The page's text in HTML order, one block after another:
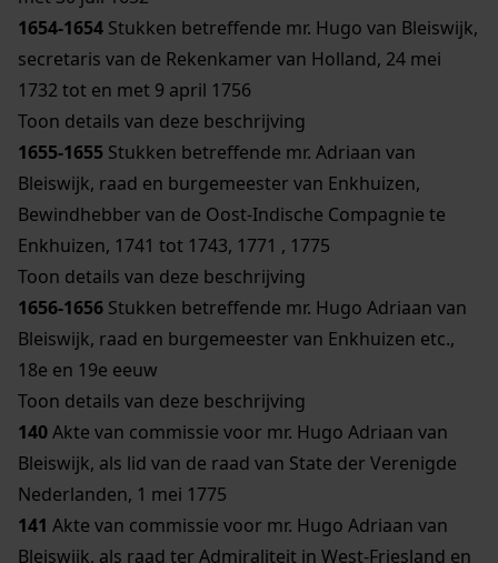
1654-1654 Stukken betreffende mr. Hugo van Bleiswijk,
secretaris van de Rekenkamer van Holland, 24 mei
1732 tot en met 9 april 1756
Toon details van deze beschrijving
1655-1655 Stukken betreffende mr. Adriaan van
Bleiswijk, raad en burgemeester van Enkhuizen,
Bewindhebber van de Oost-Indische Compagnie te
Enkhuizen, 1741 tot 1743, 1771 , 1775
Toon details van deze beschrijving
1656-1656 Stukken betreffende mr. Hugo Adriaan van
Bleiswijk, raad en burgemeester van Enkhuizen etc.,
18e en 19e eeuw
Toon details van deze beschrijving
140Akte van commissie voor mr. Hugo Adriaan van
Bleiswijk, als lid van de raad van State der Verenigde
Nederlanden, 1 mei 1775
141 Akte van commissie voor mr. Hugo Adriaan van
Bleiswijk, als raad ter Admiraliteit in West-Friesland en